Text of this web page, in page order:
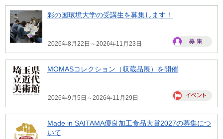
彩の国環境大学の受講生を募集します！
2026年8月22日～2026年11月23日
MOMASコレクション（収蔵品展）を開催
2026年9月5日～2026年11月29日
Made in SAITAMA優良加工食品大賞2027の募集につ
いて